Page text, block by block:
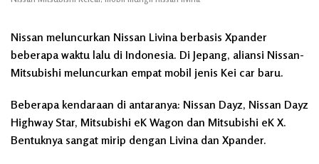
Nissan meluncurkan Nissan Livina berbasis Xpander
beberapa waktu lalu di Indonesia. Di Jepang, aliansi Nissan-
Mitsubishi meluncurkan empat mobil jenis Kei car baru.
Beberapa kendaraan di antaranya: Nissan Dayz, Nissan Dayz
Highway Star, Mitsubishi eK Wagon dan Mitsubishi eK X.
Bentuknya sangat mirip dengan Livina dan Xpander.